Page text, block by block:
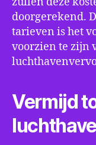
doorgerekend.
tarieven is het
voorzien te zijn
Vermijd